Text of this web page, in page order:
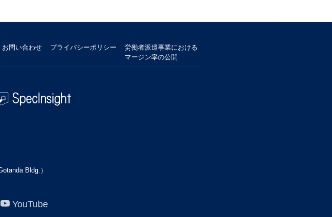
お問い合わせ プライバシーポリシー
労働者派遣事業における
マージン率の公開
Bldg.）
YouTube